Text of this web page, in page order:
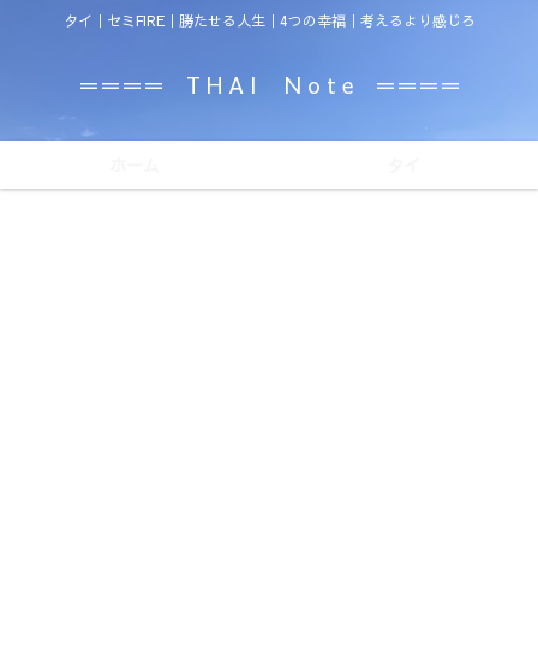
タイ｜セミFIRE｜勝たせる人生｜4つの幸福｜考えるより感じろ
＝＝＝＝ T H A I N o t e ＝＝＝＝